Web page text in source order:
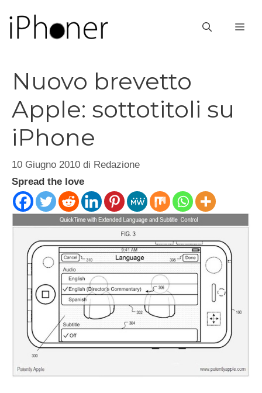
contenuto
Nuovo brevetto
Apple: sottotitoli su
iPhone
10 Giugno 2010 di Redazione
Spread the love